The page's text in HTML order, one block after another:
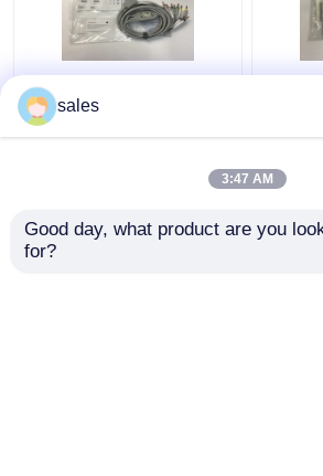
10 Blei-EKG-Ersatzteile
Kabel GE2104726-001
3
sales
3:47 AM
Good day, what product are you
for?